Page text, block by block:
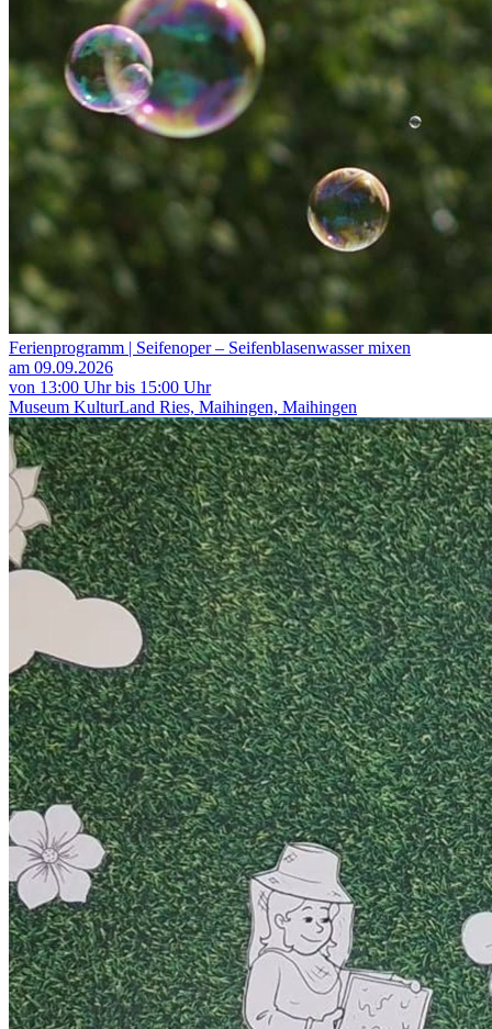
Ferienprogramm | Seifenoper – Seifenblasenwasser mixen
am 09.09.2026
von 13:00 Uhr bis 15:00 Uhr
Museum KulturLand Ries, Maihingen, Maihingen